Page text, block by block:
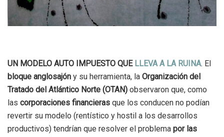
UN MODELO AUTO IMPUESTO QUE LLEVA A LA RUINA. El
bloque anglosajón y su herramienta, la Organización del
Tratado del Atlántico Norte (OTAN) observaron que, como
las corporaciones financieras que los conducen no podían
revertir su modelo (rentístico y hostil a los desarrollos
productivos) tendrían que resolver el problema por las